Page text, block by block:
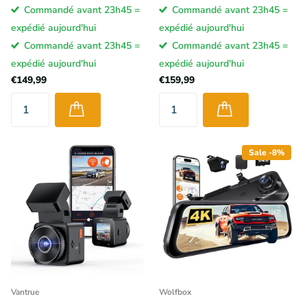
Commandé avant 23h45 =
expédié aujourd'hui
Commandé avant 23h45 =
expédié aujourd'hui
€149,99
Commandé avant 23h45 =
expédié aujourd'hui
Commandé avant 23h45 =
expédié aujourd'hui
€159,99
Vantrue
Sale -8%
Wolfbox